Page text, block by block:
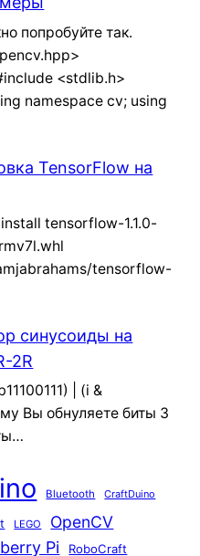
попробуйте так.
<stdlib.h>
namespace cv; using
TensorFlow на
tensorflow-1.1.0-
tensorflow-
синусоиды на
2R
| (i &
Вы обнуляете биты 3
Bluetooth CraftDuino
LEGO OpenCV
Pi RoboCraft